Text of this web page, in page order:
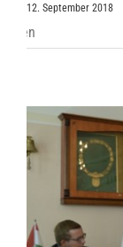
12. September 2018